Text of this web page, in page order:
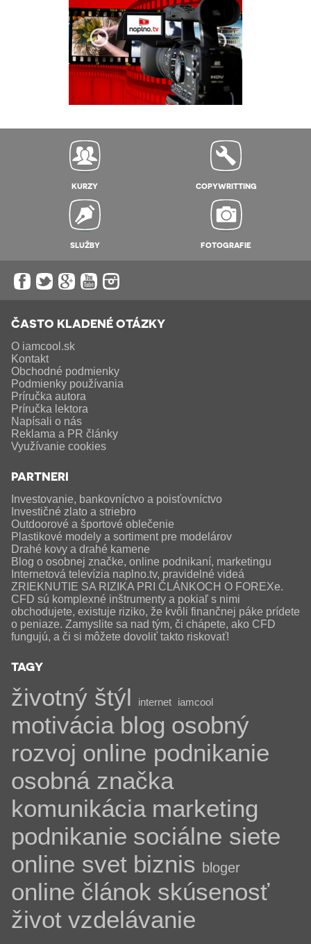
KURZY COPYWRITTING
SLUŽBY FOTOGRAFIE
ČASTO KLADENÉ OTÁZKY
O iamcool.sk
Kontakt
Obchodné podmienky
Podmienky používania
Príručka autora
Príručka lektora
Napísali o nás
Reklama a PR články
Využívanie cookies
PARTNERI
Investovanie, bankovníctvo a poisťovníctvo
Investičné zlato a striebro
Outdoorové a športové oblečenie
Plastikové modely a sortiment pre modelárov
Drahé kovy a drahé kamene
Blog o osobnej značke, online podnikaní, marketingu
Internetová televízia naplno.tv, pravidelné videá
ZRIEKNUTIE SA RIZIKA PRI ČLÁNKOCH O FOREXe.
CFD sú komplexné inštrumenty a pokiaľ s nimi
obchodujete, existuje riziko, že kvôli finančnej páke prídete
o peniaze. Zamyslite sa nad tým, či chápete, ako CFD
fungujú, a či si môžete dovoliť takto riskovať!
TAGY
životný štýl internet iamcool
motivácia blog osobný
rozvoj online podnikanie
osobná značka
komunikácia marketing
podnikanie sociálne siete
online svet biznis bloger
online článok skúsenosť
život vzdelávanie